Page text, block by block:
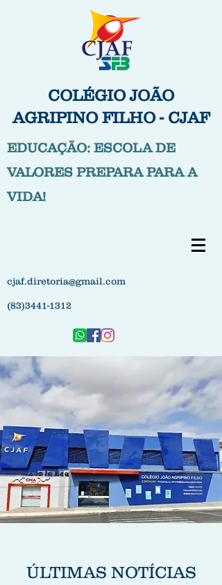
COLÉGIO JOÃO
AGRIPINO FILHO - CJAF
EDUCAÇÃO: ESCOLA DE
VALORES PREPARA PARA A
VIDA!
cjaf.diretoria@gmail.com
(83)3441-1312
ÚLTIMAS NOTÍCIAS